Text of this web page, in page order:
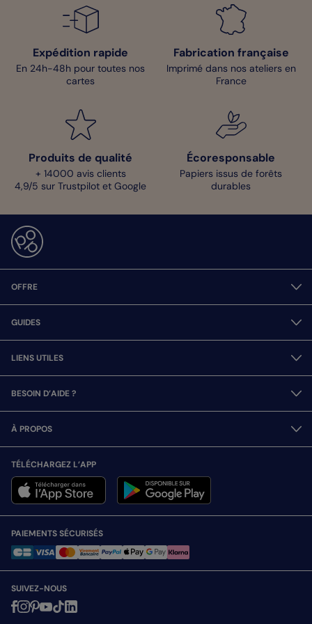
Expédition rapide
En 24h-48h pour toutes nos
cartes
Fabrication française
Imprimé dans nos ateliers en
France
Produits de qualité
+ 14000 avis clients
4,9/5 sur Trustpilot et Google
Écoresponsable
Papiers issus de forêts
durables
OFFRE
GUIDES
LIENS UTILES
BESOIN D’AIDE ?
À PROPOS
TÉLÉCHARGEZ L’APP
PAIEMENTS SÉCURISÉS
SUIVEZ-NOUS